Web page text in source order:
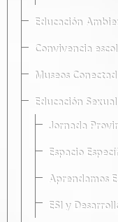
Educación
Convivencia
Museos
Educación
Jornada
Espacio
Aprendamos
ESI y